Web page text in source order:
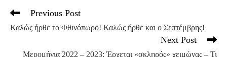
Read
articles
Previous Post
Καλώς ήρθε το Φθινόπωρο! Καλώς ήρθε και ο Σεπτέμβρης!
Next Post
Μερομήνια 2022 – 2023: Έρχεται «σκληρός» χειμώνας – Τι